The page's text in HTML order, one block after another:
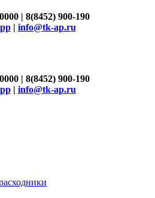
| 8(8452) 900-190
| info@tk-ap.ru
| 8(8452) 900-190
| info@tk-ap.ru